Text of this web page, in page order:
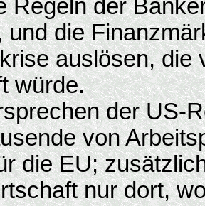
Regeln der
und die
auslösen, die
würde.
der US-
von
die EU;
nur dort,